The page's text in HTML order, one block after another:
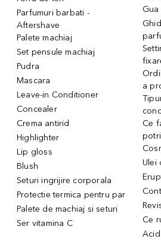
Parfumuri barbati -
Aftershave
Palete machiaj
Set pensule machiaj
Pudra
Mascara
Leave-in Conditioner
Concealer
Crema antirid
Highlighter
Lip gloss
Blush
Seturi ingrijire corporala
Protectie termica pentru par
Palete de machiaj si seturi
Ser vitamina C
Gua
a
Ce
Ulei
Ce